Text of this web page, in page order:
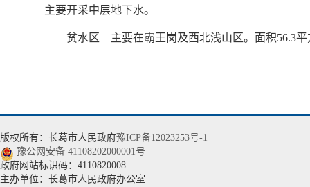
主要开采中层地下水。
贫水区 主要在霸王岗及西北浅山区。面积56.3
版权所有：长葛市人民政府豫ICP备12023253号-1
豫公网安备 41108202000001号
政府网站标识码：4110820008
主办单位：长葛市人民政府办公室